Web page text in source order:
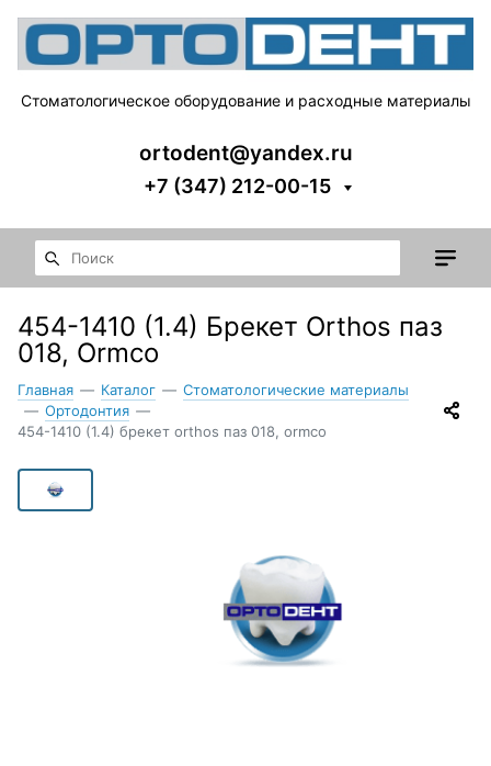
Стоматологическое оборудование и расходные материалы
ortodent@yandex.ru
+7 (347) 212-00-15
454-1410 (1.4) Брекет Orthos паз
018, Ormco
Главная — Каталог — Стоматологические материалы
— Ортодонтия —
454-1410 (1.4) брекет orthos паз 018, ormco